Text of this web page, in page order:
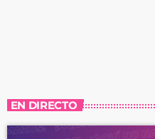
EN DIRECTO